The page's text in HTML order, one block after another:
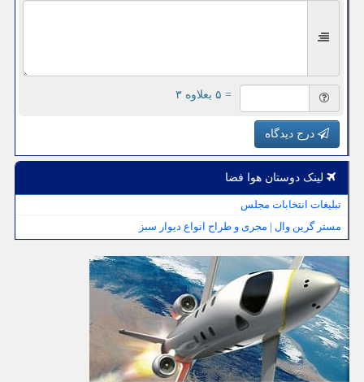
= ۵ بعلاوه ۳
درج دیدگاه
لینک دوستان هوا فضا
تبلیغات انتخابات مجلس
مستر گرین وال | مجری و طراح انواع دیوار سبز